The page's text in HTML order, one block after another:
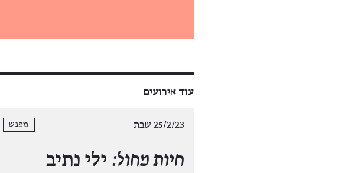
עוד אירועים
25/2/23 שבת מפגש
חיות מחול: ילי נתיב